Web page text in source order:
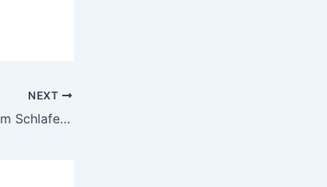
NEXT
Darauf kann ich vor dem Schlafen gehen nicht verzichten | Blogparade |